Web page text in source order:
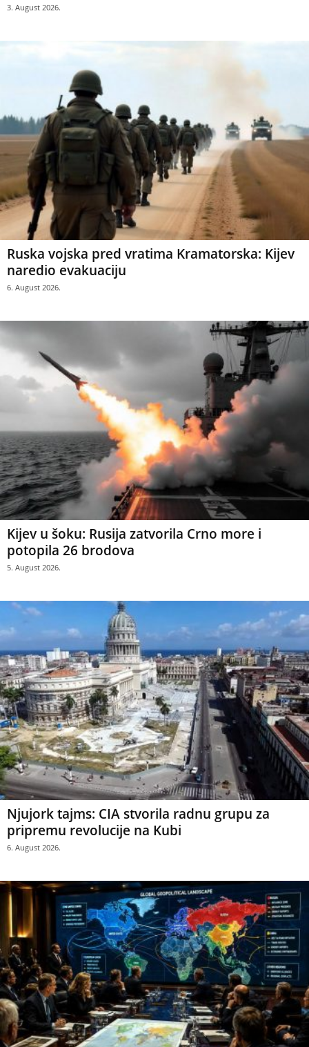
3. August 2026.
Ruska vojska pred vratima Kramatorska: Kijev
naredio evakuaciju
6. August 2026.
Kijev u šoku: Rusija zatvorila Crno more i
potopila 26 brodova
5. August 2026.
Njujork tajms: CIA stvorila radnu grupu za
pripremu revolucije na Kubi
6. August 2026.